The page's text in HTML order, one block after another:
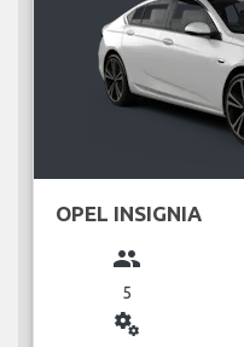
OPEL INSIGNIA
group
5
miscellaneous_services